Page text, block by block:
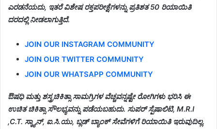
ಎರಡನೆಯದು, ಇತರೆ ವಿಶೇಷ ರಕ್ತಪರೀಕ್ಷೆಗಳನ್ನು ಪ್ರತಿಶತ 50 ರಿಯಾಯಿತಿ
ದರದಲ್ಲಿ ನೀಡಲಾಗುತ್ತಿದೆ.
JOIN OUR INSTAGRAM COMMUNITY
JOIN OUR TWITTER COMMUNITY
JOIN OUR WHATSAPP COMMUNITY
ಔಷಧಿ ಮತ್ತು ಶಸ್ತ್ರಚಿಕಿತ್ಸಾ ಸಾಮಗ್ರಿಗಳ ವೆಚ್ಚವನ್ನಷ್ಟೇ ರೋಗಿಗಳು ಭರಿಸಿ ಈ
ಉಚಿತ ಚಿಕಿತ್ಸಾ ಸೌಲಭ್ಯವನ್ನು ಪಡೆಯಬಹುದು. ಸುಪರ್ ಸ್ಪೆಷಾಲಿಟಿ, M.R.I
,C.T. ಸ್ಕ್ಯಾನ್, ಐ.ಸಿ.ಯು, ಬ್ಲಡ್ ಬ್ಯಾಂಕ್ ಸೇವೆಗಳಿಗೆ ರಿಯಾಯಿತಿ ಇರುವುದಿಲ್ಲ.